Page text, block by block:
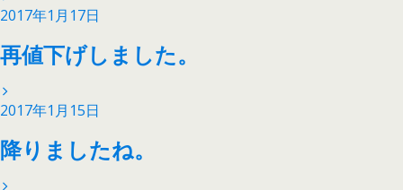
2017年1月17日
再値下げしました。
2017年1月15日
降りましたね。